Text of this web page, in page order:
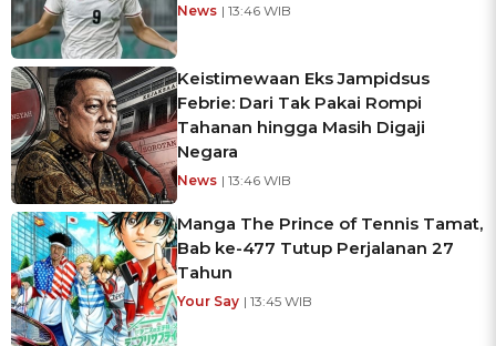
News | 13:46 WIB
Keistimewaan Eks Jampidsus
Febrie: Dari Tak Pakai Rompi
Tahanan hingga Masih Digaji
Negara
News | 13:46 WIB
Manga The Prince of Tennis Tamat,
Bab ke-477 Tutup Perjalanan 27
Tahun
Your Say | 13:45 WIB